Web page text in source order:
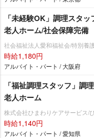
「未経験OK」調理スタ
老人ホーム/社会保障完備
社会福祉法人愛和福祉会/特別養
時給1,180円
アルバイト・パート / 大阪府
「福祉調理スタッフ」調
老人ホーム
株式会社ひまわりケアサービス/
時給1,140円
アルバイト・パート / 愛知県